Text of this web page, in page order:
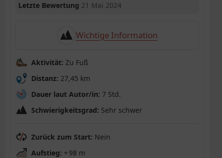
Letzte Bewertung 21 Mai 2024
Wichtige Information
Aktivität: Zu Fuß
Distanz: 27,45 km
Dauer laut Autor/in: 7 Std.
Schwierigkeitsgrad: Sehr schwer
Zurück zum Start: Nein
Aufstieg: + 98 m